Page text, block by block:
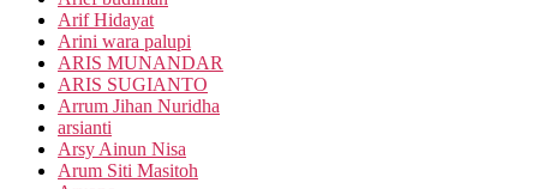
Arif Hidayat
Arini wara palupi
ARIS MUNANDAR
ARIS SUGIANTO
Arrum Jihan Nuridha
arsianti
Arsy Ainun Nisa
Arum Siti Masitoh